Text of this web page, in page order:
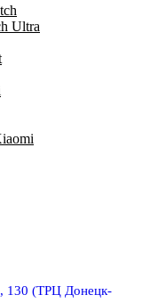
Ultra
130 (ТРЦ Донецк-